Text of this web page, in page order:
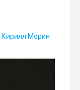
Кирилл Морин